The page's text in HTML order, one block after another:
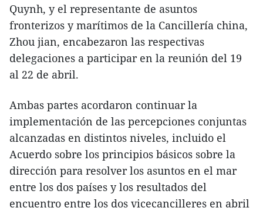
Quynh, y el representante de asuntos
fronterizos y marítimos de la Cancillería china,
Zhou jian, encabezaron las respectivas
delegaciones a participar en la reunión del 19
al 22 de abril.
Ambas partes acordaron continuar la
implementación de las percepciones conjuntas
alcanzadas en distintos niveles, incluido el
Acuerdo sobre los principios básicos sobre la
dirección para resolver los asuntos en el mar
entre los dos países y los resultados del
encuentro entre los dos vicecancilleres en abril